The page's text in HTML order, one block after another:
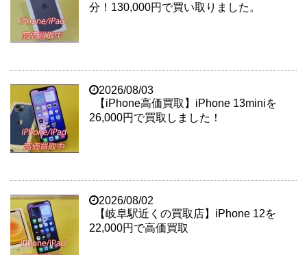
分！130,000円で買い取りました。
2026/08/03
【iPhone高価買取】iPhone 13miniを
26,000円で買取しました！
2026/08/02
【岐阜駅近くの買取店】iPhone 12を
22,000円で高価買取